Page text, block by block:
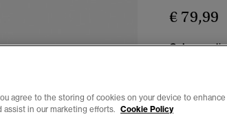
€ 79,99
Colore:
Seleziona
agree to the storing of cookies on your device to
assist in our marketing efforts. Cookie Policy